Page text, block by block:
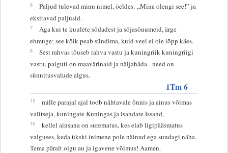
6
Paljud tulevad minu nimel, öeldes: „Mina olengi see!” ja
eksitavad paljusid.
7
Aga kui te kuulete sõdadest ja sõjasõnumeid, ärge
ehmuge: see kõik peab sündima, kuid veel ei ole lõpp käes.
8
Sest rahvas tõuseb rahva vastu ja kuningriik kuningriigi
vastu, paiguti on maavärinaid ja näljahäda - need on
sünnitusvalude algus.
1Tm 6
15
mille parajal ajal toob nähtavale õnnis ja ainus võimas
valitseja, kuningate Kuningas ja isandate Issand,
16
kellel ainsana on surematus, kes elab ligipääsmatus
valguses, keda ükski inimene pole näinud ega suudagi näha.
Tema päralt olgu au ja igavene võimus! Aamen.